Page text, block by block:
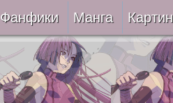
Фанфики
Читать
Сборники
Манга